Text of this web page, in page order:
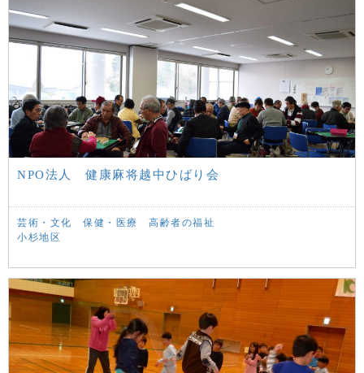
NPO法人 健康麻将越中ひばり会
芸術・文化 保健・医療
高齢者の福祉
小杉地区